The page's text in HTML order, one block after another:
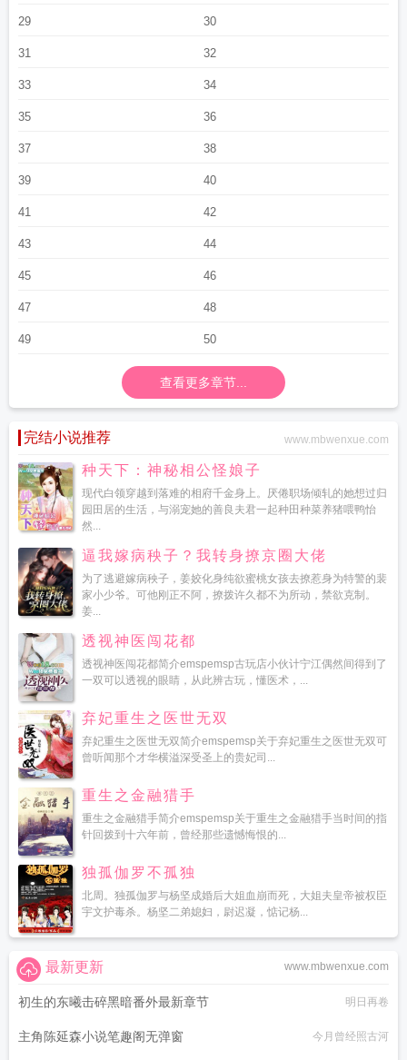
29 30
31 32
33 34
35 36
37 38
39 40
41 42
43 44
45 46
47 48
49 50
查看更多章节...
完结小说推荐 www.mbwenxue.com
种天下：神秘相公怪娘子
现代白领穿越到落难的相府千金身上。厌倦职场倾轧的她想过归
园田居的生活，与溺宠她的善良夫君一起种田种菜养猪喂鸭怡
然...
逼我嫁病秧子？我转身撩京圈大佬
为了逃避嫁病秧子，姜姣化身纯欲蜜桃女孩去撩惹身为特警的裴
家小少爷。可他刚正不阿，撩拨许久都不为所动，禁欲克制。
姜...
透视神医闯花都
透视神医闯花都简介emspemsp古玩店小伙计宁江偶然间得到了
一双可以透视的眼睛，从此辨古玩，懂医术，...
弃妃重生之医世无双
弃妃重生之医世无双简介emspemsp关于弃妃重生之医世无双可
曾听闻那个才华横溢深受圣上的贵妃司...
重生之金融猎手
重生之金融猎手简介emspemsp关于重生之金融猎手当时间的指
针回拨到十六年前，曾经那些遗憾悔恨的...
独孤伽罗不孤独
北周。独孤伽罗与杨坚成婚后大姐血崩而死，大姐夫皇帝被权臣
宇文护毒杀。杨坚二弟媳妇，尉迟凝，惦记杨...
www.mbwenxue.com
最新更新
初生的东曦击碎黑暗番外最新章节 明日再卷
主角陈延森小说笔趣阁无弹窗 今月曾经照古河